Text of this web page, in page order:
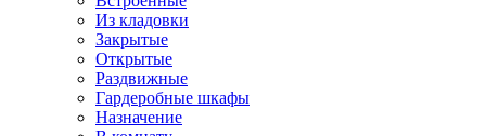
Из кладовки
Закрытые
Открытые
Раздвижные
Гардеробные шкафы
Назначение